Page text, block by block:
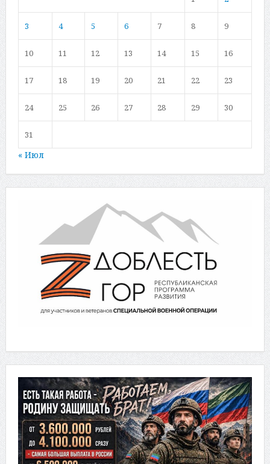
3 4 5 6 7 8 9
10 11 12 13 14 15 16
17 18 19 20 21 22 23
24 25 26 27 28 29 30
31
« Июл